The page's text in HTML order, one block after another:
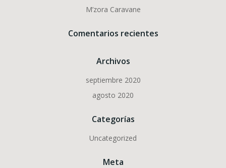
M’zora Caravane
Comentarios recientes
Archivos
septiembre 2020
agosto 2020
Categorías
Uncategorized
Meta